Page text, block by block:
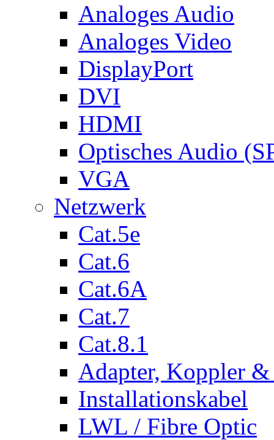
Analoges Audio
Analoges Video
DisplayPort
DVI
HDMI
Optisches Audio
VGA
Netzwerk
Cat.5e
Cat.6
Cat.6A
Cat.7
Cat.8.1
Adapter, Koppler &
Installationskabel
LWL / Fibre Optic